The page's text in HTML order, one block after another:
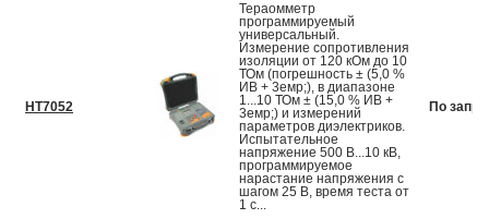
HT7052
Тераомметр
программируемый
универсальный.
Измерение сопротивления
изоляции от 120 кОм до 10
ТОм (погрешность ± (5,0 %
ИВ + 3емр;), в диапазоне
1...10 ТОм ± (15,0 % ИВ +
3емр;) и измерений
параметров диэлектриков.
Испытательное
напряжение 500 В...10 кВ,
программируемое
нарастание напряжения с
шагом 25 В, время теста от
1 с...
По